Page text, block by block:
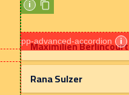
Maximilien Berlincourt
Rana Sulzer
pp-advanced-accordion i
i